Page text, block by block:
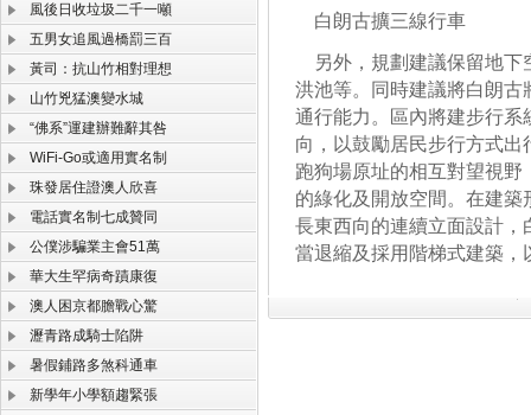
風後日收垃圾二千一噸
五男女追風過橋罰三百
黃司：抗山竹相對理想
山竹兇猛澳變水城
“佛系”運建辦難辭其咎
WiFi-Go或適用實名制
珠發居住證澳人欣喜
電話實名制七成贊同
公僕涉騙業主會51萬
華大生罕病奇蹟康復
澳人困京都膽戰心驚
瀝青路成騎士陷阱
暑假鋪路多煞科通車
新學年小學額趨緊張
白朗古擴三線行車
另外，規劃建議保留地下
洪池等。同時建議將白朗
通行能力。區內將建步行
向，以鼓勵居民步行方式
跑狗場原址的相互對望視
的綠化及開放空間。在建
長東西向的連續立面設計
當退縮及採用階梯式建築，